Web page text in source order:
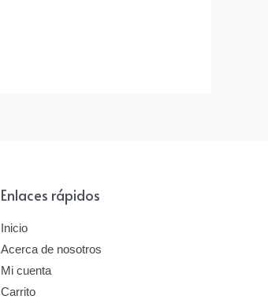
Enlaces rápidos
Inicio
Acerca de nosotros
Mi cuenta
Carrito